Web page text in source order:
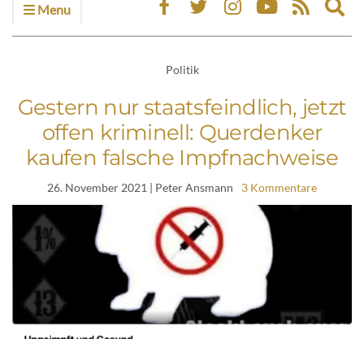
Menu
Politik
Gestern nur staatsfeindlich, jetzt
offen kriminell: Querdenker
kaufen falsche Impfnachweise
26. November 2021 | Peter Ansmann 3 Kommentare